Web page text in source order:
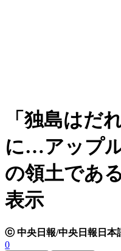
「独島はだ
に…アップ
の領土であ
表示
ⓒ 中央日報/中央日報日本
0